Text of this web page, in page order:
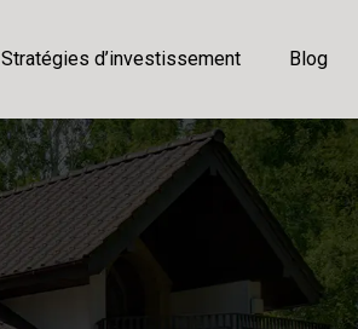
Stratégies d’investissement Blog